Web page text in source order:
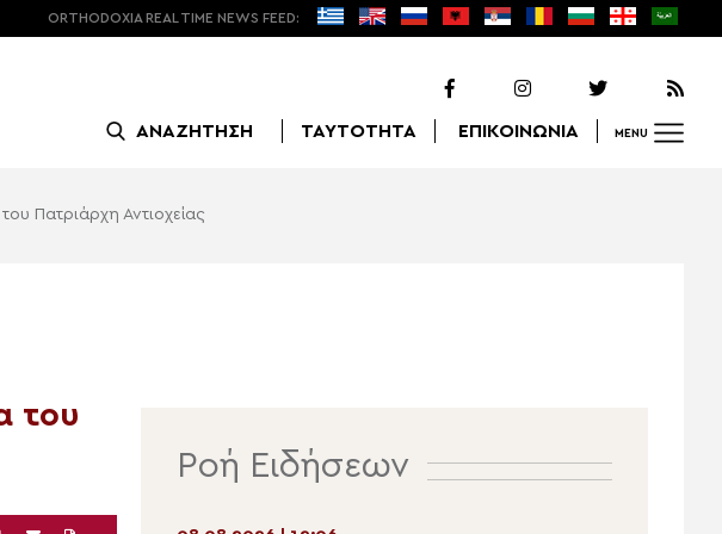
ORTHODOXIA REAL TIME NEWS FEED:
ΑΝΑΖΗΤΗΣΗ ΤΑΥΤΟΤΗΤΑ ΕΠΙΚΟΙΝΩΝΙΑ MENU
Πατριάρχη Αντιοχείας
του
Ροή Ειδήσεων